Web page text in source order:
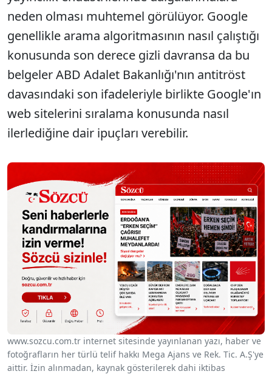
neden olması muhtemel görülüyor. Google
genellikle arama algoritmasının nasıl çalıştığı
konusunda son derece gizli davransa da bu
belgeler ABD Adalet Bakanlığı'nın antitröst
davasındaki son ifadeleriyle birlikte Google'ın
web sitelerini sıralama konusunda nasıl
ilerlediğine dair ipuçları verebilir.
www.sozcu.com.tr internet sitesinde yayınlanan yazı, haber ve
fotoğrafların her türlü telif hakkı Mega Ajans ve Rek. Tic. A.Ş'ye
aittir. İzin alınmadan, kaynak gösterilerek dahi iktibas